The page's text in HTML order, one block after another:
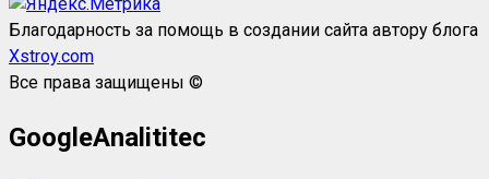
Благодарность за помощь в создании сайта автору блога
Xstroy.com
Все права защищены ©
GoogleAnalititec